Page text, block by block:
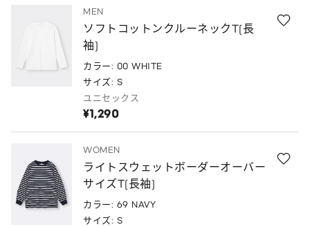
MEN
ソフトコットンクルーネックT(長
袖)
カラー: 00 WHITE
サイズ: S
ユニセックス
¥1,290
WOMEN
ライトスウェットボーダーオーバー
サイズT(長袖)
カラー: 69 NAVY
サイズ: S